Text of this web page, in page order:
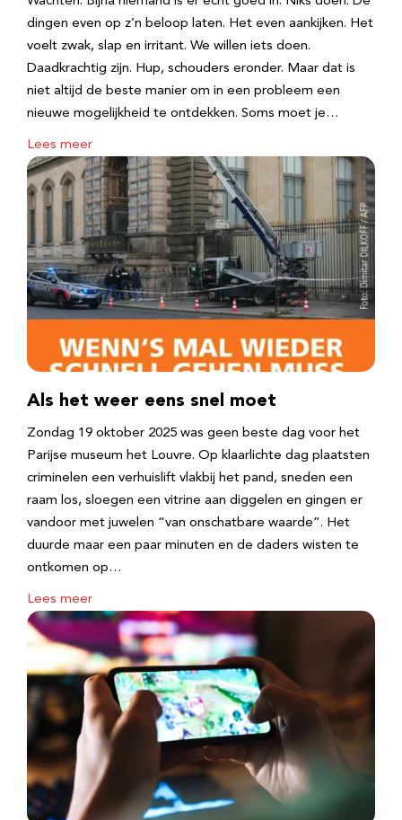
dingen even op z’n beloop laten. Het even aankijken. Het
voelt zwak, slap en irritant. We willen iets doen.
Daadkrachtig zijn. Hup, schouders eronder. Maar dat is
niet altijd de beste manier om in een probleem een
nieuwe mogelijkheid te ontdekken. Soms moet je…
Lees meer
Als het weer eens snel moet
Zondag 19 oktober 2025 was geen beste dag voor het
Parijse museum het Louvre. Op klaarlichte dag plaatsten
criminelen een verhuislift vlakbij het pand, sneden een
raam los, sloegen een vitrine aan diggelen en gingen er
vandoor met juwelen “van onschatbare waarde”. Het
duurde maar een paar minuten en de daders wisten te
ontkomen op…
Lees meer